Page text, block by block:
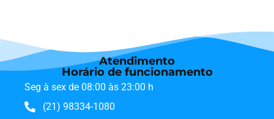
Atendimento
Horário de funcionamento
Seg à sex de 08:00 às 23:00 h
(21) 98334-1080